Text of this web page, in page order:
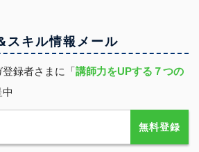
スキル情報 メール
録者さまに「講師力をUPする７つの
中
無料登録